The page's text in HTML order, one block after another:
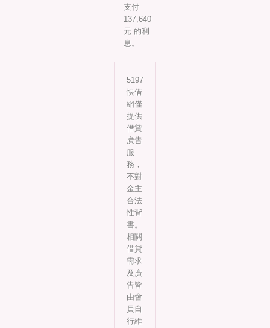
支付
137,640
元 的利
息。
5197
快借
網僅
提供
借貸
廣告
服
務，
不對
金主
合法
性背
書。
相關
借貸
需求
及廣
告皆
由會
員自
行維